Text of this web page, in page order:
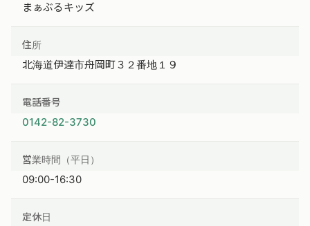
まぁぶるキッズ
住所
北海道伊達市舟岡町３２番地１９
電話番号
0142-82-3730
営業時間（平日）
09:00-16:30
定休日